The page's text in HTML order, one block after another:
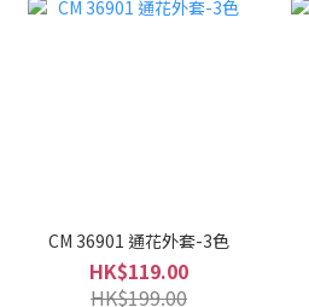
CM 36901 通花外套-3色
HK$119.00
HK$199.00